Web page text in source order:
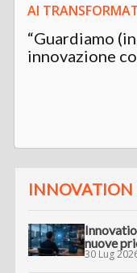
AI
“Guardiamo
innovazione
INNOVATION
nuove
30 Lug